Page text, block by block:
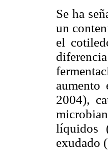
Se ha
un
el
aumento
2004),
líquidos
exudado